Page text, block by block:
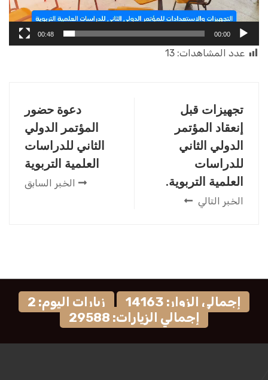
00:00
00:48
عدد المشاهدات: 13
دعوة حضور
المؤتمر الدولي
الثاني للدراسات
العلمية التربوية
الخبر السابق
تجهيزات قبل
إنعقاد المؤتمر
الدولي الثاني
للدراسات
العلمية التربوية.
الخبر التالي
إجمالي الزوار: 14163
زيارات اليوم: 2
إجمالي الزيارات: 29588